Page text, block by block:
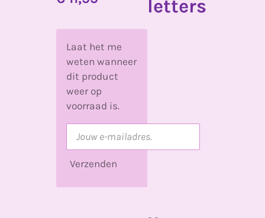
letters
Laat het me
weten wanneer
dit product
weer op
voorraad is.
Verzenden